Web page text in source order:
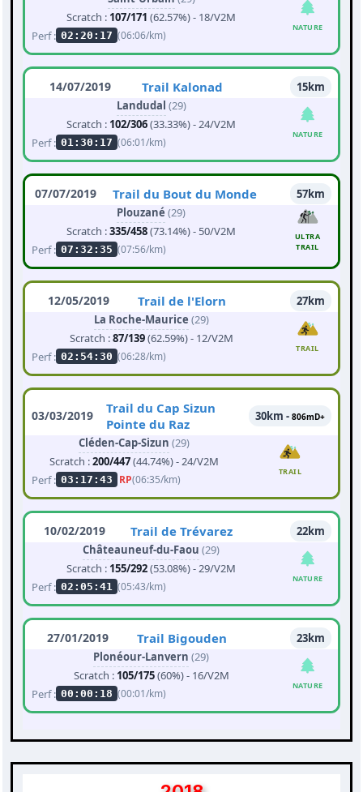
Scratch : 107/171 (62.57%) - 18/V2M
Perf : 02:20:17 (06:06/km)
NATURE
14/07/2019 Trail Kalonad
15km
Landudal (29)
Scratch : 102/306(33.33%) - 24/V2M
Perf : 01:30:17 (06:01/km)
NATURE
07/07/2019 Trail du Bout du Monde
57km
Plouzané (29)
Scratch :335/458(73.14%) - 50/V2M
Perf : 07:32:35 (07:56/km)
ULTRA
TRAIL
12/05/2019 Trail de l'Elorn
27km
La Roche-Maurice (29)
Scratch :87/139(62.59%) - 12/V2M
Perf : 02:54:30 (06:28/km)
TRAIL
03/03/2019
Trail du Cap Sizun
Pointe du Raz
30km - 806mD+
Cléden-Cap-Sizun (29)
Scratch :200/447(44.74%) - 24/V2M
Perf : 03:17:43 RP(06:35/km)
TRAIL
10/02/2019 Trail de Trévarez
22km
Châteauneuf-du-Faou (29)
Scratch : 155/292(53.08%) - 29/V2M
Perf : 02:05:41 (05:43/km)
NATURE
27/01/2019 Trail Bigouden
23km
Plonéour-Lanvern (29)
Scratch : 105/175(60%) - 16/V2M
Perf : 00:00:18 (00:01/km)
NATURE